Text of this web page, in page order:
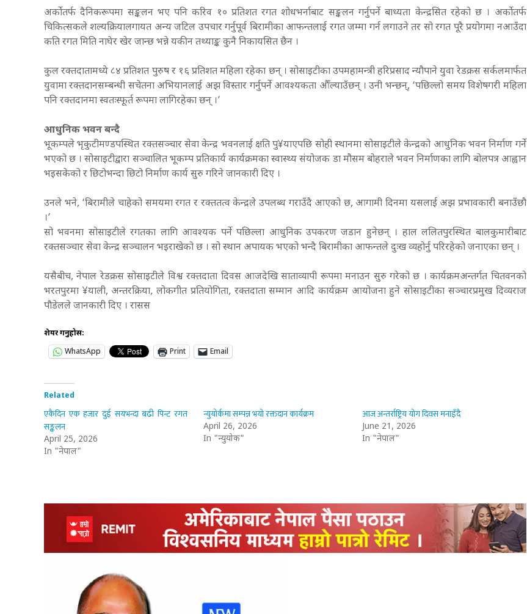
अर्काेतर्फ दैनिकरूपमा सङ्कलन भए पनि करिव १० प्रतिशत रगत शोधभर्नाबाट सङ्कलन गर्नुपर्ने बाध्यता केन्द्रसित रहेको छ । अर्काेतर्फ
चिकित्सकले शल्यक्रियालगायत अन्य जटिल उपचार गर्नुपूर्व बिरामीका आफन्तलाई रगत जम्मा गर्न लगाउने तर सो रगत पूरै प्रयोगमा नआउँदा
कति रगत मिति नाघेर खेर जान्छ भन्ने यकीन तथ्याङ्क कुनै निकायसित छैन ।
कुल रक्तदातामध्ये ८४ प्रतिशत पुरुष र १६ प्रतिशत महिला रहेका छन् । सोसाइटीका उपमहामन्त्री हरिप्रसाद न्यौपाने युवा रेडक्रस सर्कलमार्फत
युवामा रक्तदानसम्बन्धी सचेतना अभियानलाई अझ विस्तार गर्नुपर्ने आवश्यकता औँल्याउँछन् । उनी भन्छन्, ‘पछिल्लो समय विशेषगरी महिला
पनि रक्तदानमा स्वतःस्फूर्त रूपमा लागिरहेका छन् ।’
आधुनिक भवन बन्दै
भूकम्पले भृकुटीमण्डपस्थित रक्तसञ्चार सेवा केन्द्र भवनलाई क्षति पु¥याएपछि सोही स्थानमा सोसाइटीले केन्द्रको आधुनिक भवन निर्माण गर्ने
भएको छ ।सोसाइटीद्वारा सञ्चालित भूकम्प प्रतिकार्य कार्यक्रमका स्वास्थ्य संयोजक डा मौसम बोहराले भवन निर्माणका लागि बोलपत्र आह्वान
भइसकेको र छिटोभन्दा छिटो निर्माण कार्य सुरु गरिने जानकारी दिए ।
उनले भने, ‘बिरामीले चाहेको समयमा रगत र रक्ततत्व केन्द्रले उपलब्ध गराउँदै आएको छ, आगामी दिनमा यसलाई अझ प्रभावकारी बनाउँछौ
।’
सो भवनमा सोसाइटीले रगतका लागि आवश्यक पर्ने पछिल्ला आधुनिक उपकरण जडान हुनेछन् । हाल ललितपुरस्थित बालकुमारीबाट
रक्तसञ्चार सेवा केन्द्र सञ्चालन भइराखेको छ । सो स्थान अपायक भएको भन्दै बिरामीका आफन्तले दुःख व्यहोर्नु परिरहेको जनाएका छन् ।
यसैबीच, नेपाल रेडक्रस सोसाइटीले विश्व रक्तदाता दिवस आजदेखि साताव्यापी रूपमा मनाउन सुरु गरेको छ । कार्यक्रमअन्तर्गत चितवनको
भरतपुरमा ¥याली, अन्तरक्रिया, लोकगीत प्रतियोगिता, रक्तदाता सम्मान आदि कार्यक्रम आयोजना हुने सोसाइटीका सञ्चारप्रमुख दिव्यराज
पौडेलले जानकारी दिए । रासस
शेयर गर्नुहोस:
WhatsApp
Print Email
Related
एकैदिन एक हजार दुई सयभन्दा बढी पिन्ट रगत
सङ्कलन
April 25, 2026
In "नेपाल"
न्युयोर्कमा सम्पन्न भयो रक्तदान कार्यक्रम
April 26, 2026
In "न्युयोर्क"
आज अन्तर्राष्ट्रिय योग दिवस मनाइँदै
June 21, 2026
In "नेपाल"